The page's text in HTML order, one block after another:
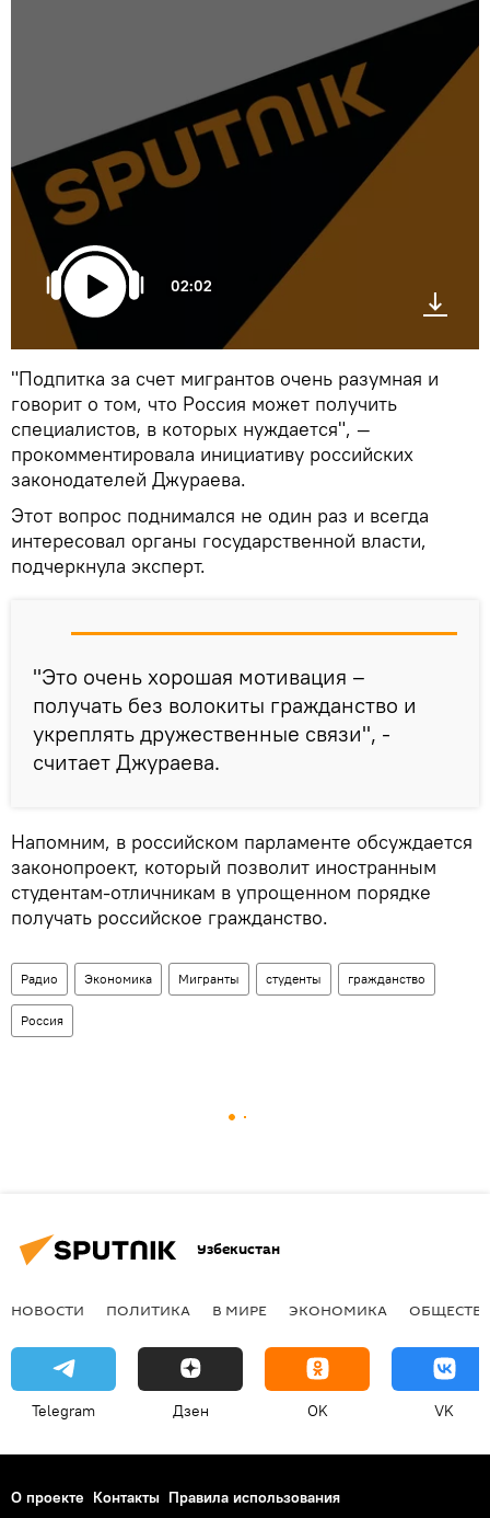
02:02
"Подпитка за счет мигрантов очень разумная и
говорит о том, что Россия может получить
специалистов, в которых нуждается", —
прокомментировала инициативу российских
законодателей Джураева.
Этот вопрос поднимался не один раз и всегда
интересовал органы государственной власти,
подчеркнула эксперт.
"Это очень хорошая мотивация –
получать без волокиты гражданство и
укреплять дружественные связи", -
считает Джураева.
Напомним, в российском парламенте обсуждается
законопроект, который позволит иностранным
студентам-отличникам в упрощенном порядке
получать российское гражданство.
Радио Экономика Мигранты студенты гражданство
Россия
Узбекистан
НОВОСТИ ПОЛИТИКА В МИРЕ ЭКОНОМИКА
Telegram Дзен OK VK
О проекте Контакты Правила использования